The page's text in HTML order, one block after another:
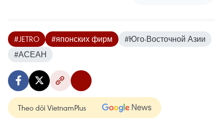
#JETRO #японских фирм
#Юго-Восточной Азии
#АСЕАН
Theo dõi VietnamPlus